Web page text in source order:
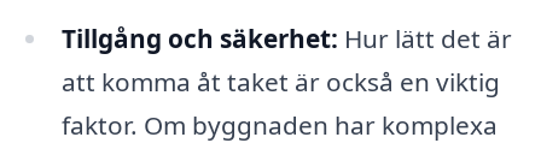
Tillgång och säkerhet: Hur lätt det är
att komma åt taket är också en viktig
faktor. Om byggnaden har komplexa